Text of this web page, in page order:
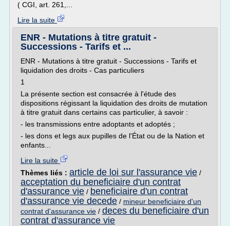
( CGI, art. 261,...
Lire la suite
ENR - Mutations à titre gratuit -
Successions - Tarifs et ...
ENR - Mutations à titre gratuit - Successions - Tarifs et
liquidation des droits - Cas particuliers
1
La présente section est consacrée à l'étude des
dispositions régissant la liquidation des droits de mutation
à titre gratuit dans certains cas particulier, à savoir :
- les transmissions entre adoptants et adoptés ;
- les dons et legs aux pupilles de l'État ou de la Nation et
enfants...
Lire la suite
Thèmes liés : article de loi sur l'assurance vie /
acceptation du beneficiaire d'un contrat
d'assurance vie / beneficiaire d'un contrat
d'assurance vie decede / mineur beneficiaire d'un
contrat d'assurance vie / deces du beneficiaire d'un
contrat d'assurance vie